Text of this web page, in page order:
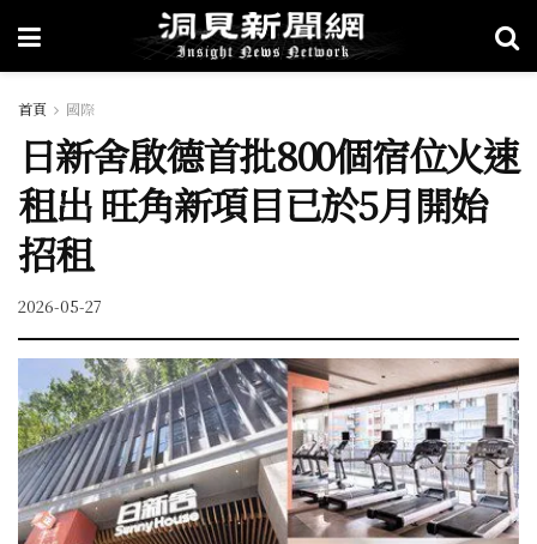
首頁 國際
日新舍啟德首批800個宿位火速
租出 旺角新項目已於5月開始
招租
2026-05-27